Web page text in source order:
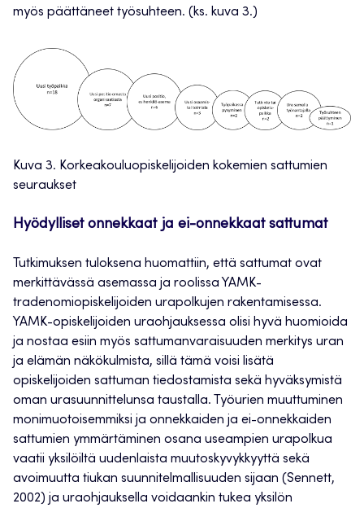
myös päättäneet työsuhteen. (ks. kuva 3.)
Kuva 3. Korkeakouluopiskelijoiden kokemien sattumien
seuraukset
Hyödylliset onnekkaat ja ei-onnekkaat sattumat
Tutkimuksen tuloksena huomattiin, että sattumat ovat
merkittävässä asemassa ja roolissa YAMK-
tradenomiopiskelijoiden urapolkujen rakentamisessa.
YAMK-opiskelijoiden uraohjauksessa olisi hyvä huomioida
ja nostaa esiin myös sattumanvaraisuuden merkitys uran
ja elämän näkökulmista, sillä tämä voisi lisätä
opiskelijoiden sattuman tiedostamista sekä hyväksymistä
oman urasuunnittelunsa taustalla. Työurien muuttuminen
monimuotoisemmiksi ja onnekkaiden ja ei-onnekkaiden
sattumien ymmärtäminen osana useampien urapolkua
vaatii yksilöiltä uudenlaista muutoskyvykkyyttä sekä
avoimuutta tiukan suunnitelmallisuuden sijaan (Sennett,
2002) ja uraohjauksella voidaankin tukea yksilön